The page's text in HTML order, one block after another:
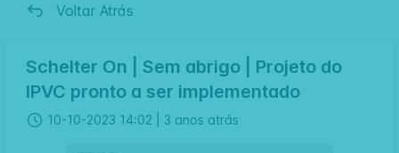
Voltar Atrás
Schelter On | Sem abrigo | Projeto do
IPVC pronto a ser implementado
10-10-2023 14:02 | 3 anos atrás